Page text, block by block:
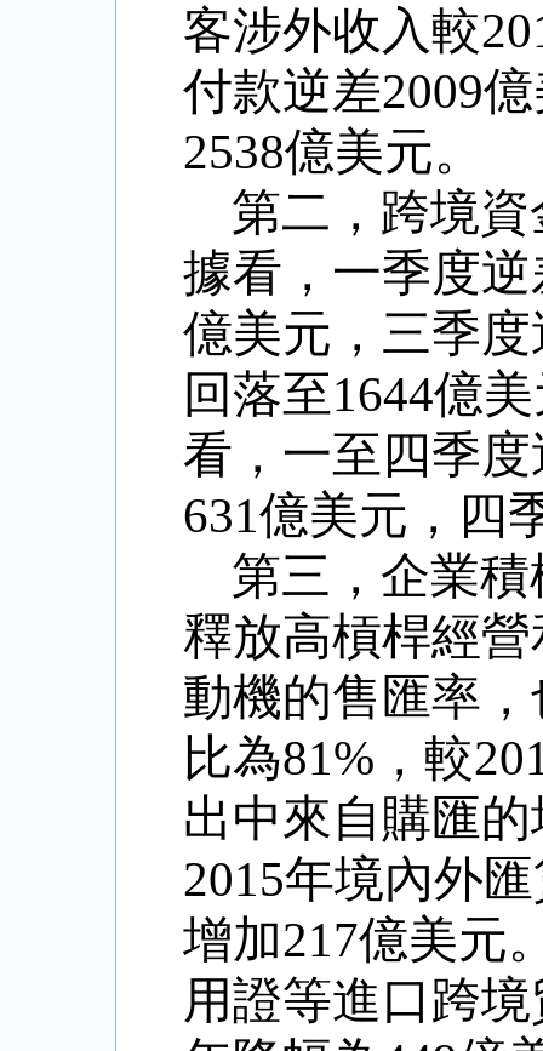
客涉外收入較
付款逆差2009
2538億美元。
第二，跨境
據看，一季度逆
億美元，三季
回落至1644億
看，一至四季
631億美元，四
第三，企業
釋放高槓桿經
動機的售匯率
比為81% ，較
出中來自購匯
2015年境內外
增加217億美元
用證等進口跨